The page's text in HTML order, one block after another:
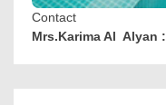
Contact
Mrs.Karima Al Alyan